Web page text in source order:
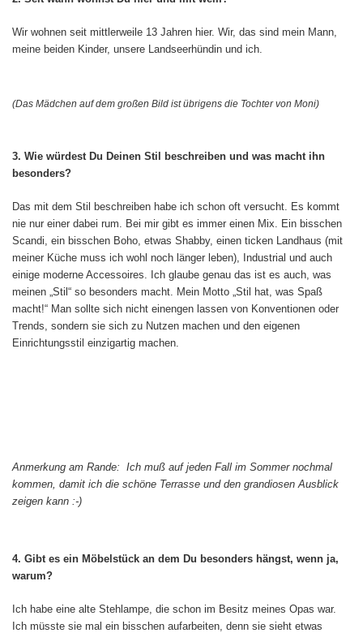
Wir wohnen seit mittlerweile 13 Jahren hier. Wir, das sind mein Mann,
meine beiden Kinder, unsere Landseerhündin und ich.
(Das Mädchen auf dem großen Bild ist übrigens die Tochter von Moni)
3. Wie würdest Du Deinen Stil beschreiben und was macht ihn
besonders?
Das mit dem Stil beschreiben habe ich schon oft versucht. Es kommt
nie nur einer dabei rum. Bei mir gibt es immer einen Mix. Ein bisschen
Scandi, ein bisschen Boho, etwas Shabby, einen ticken Landhaus (mit
meiner Küche muss ich wohl noch länger leben), Industrial und auch
einige moderne Accessoires. Ich glaube genau das ist es auch, was
meinen „Stil“ so besonders macht. Mein Motto „Stil hat, was Spaß
macht!“ Man sollte sich nicht einengen lassen von Konventionen oder
Trends, sondern sie sich zu Nutzen machen und den eigenen
Einrichtungsstil einzigartig machen.
Anmerkung am Rande: Ich muß auf jeden Fall im Sommer nochmal
kommen, damit ich die schöne Terrasse und den grandiosen Ausblick
zeigen kann :-)
4. Gibt es ein Möbelstück an dem Du besonders hängst, wenn ja,
warum?
Ich habe eine alte Stehlampe, die schon im Besitz meines Opas war.
Ich müsste sie mal ein bisschen aufarbeiten, denn sie sieht etwas